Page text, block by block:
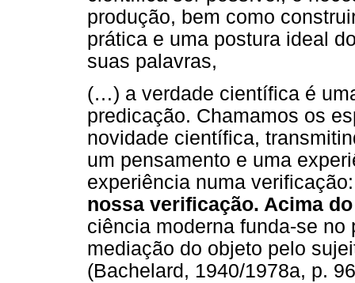
produção, bem como
prática e uma postura ideal
suas palavras,
(…) a verdade científica é
predicação. Chamamos os
novidade científica,
um pensamento e uma
experiência numa
nossa verificação. Acima
ciência moderna funda-se
mediação do objeto pelo
(Bachelard, 1940/1978a, p.